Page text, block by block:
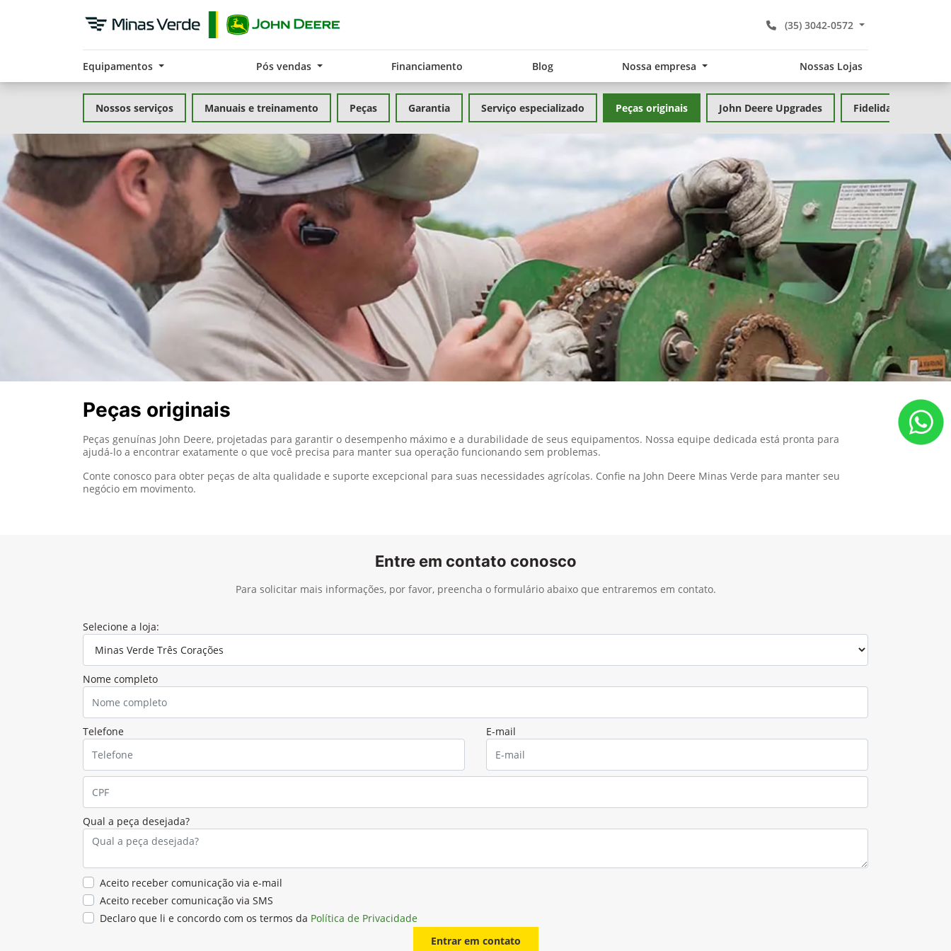
(35) 3042-0572
Equipamentos Pós vendas Financiamento Blog Nossa empresa Nossas Lojas
Nossos serviços Manuais e treinamento Peças Garantia Serviço especializado Peças originais John Deere Upgrades Fidelidade
Peças originais
Peças genuínas John Deere, projetadas para garantir o desempenho máximo e a durabilidade de seus equipamentos. Nossa equipe dedicada está pronta para
ajudá-lo a encontrar exatamente o que você precisa para manter sua operação funcionando sem problemas.
Conte conosco para obter peças de alta qualidade e suporte excepcional para suas necessidades agrícolas. Confie na John Deere Minas Verde para manter seu
negócio em movimento.
Entre em contato conosco
Para solicitar mais informações, por favor, preencha o formulário abaixo que entraremos em contato.
Selecione a loja:
Nome completo
Telefone E-mail
Qual a peça desejada?
Aceito receber comunicação via e-mail
Aceito receber comunicação via SMS
Declaro que li e concordo com os termos da Política de Privacidade
Entrar em contato